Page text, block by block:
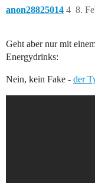
anon28825014 8.
4
Geht aber nur mit
Energydrinks:
Nein, kein Fake - der